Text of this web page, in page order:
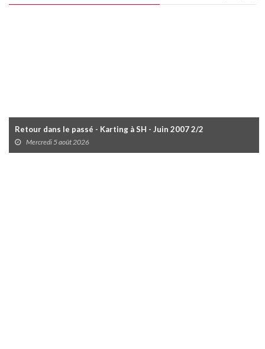
Retour dans le passé - Karting à SH - Juin 2007 2/2
Mercredi 5 août 2026